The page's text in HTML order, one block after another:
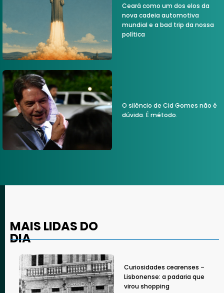
Ceará como um dos elos da
nova cadeia automotiva
mundial e a bad trip da nossa
política
O silêncio de Cid Gomes não é
dúvida. É método.
MAIS LIDAS DO
DIA
Curiosidades cearenses –
Lisbonense: a padaria que
virou shopping